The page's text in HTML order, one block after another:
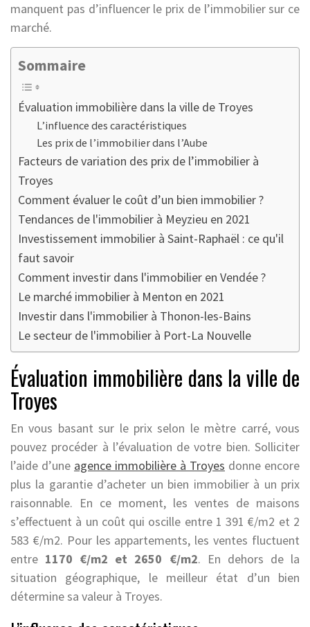
manquent pas d’influencer le prix de l’immobilier sur ce
marché.
Sommaire
Évaluation immobilière dans la ville de Troyes
L’influence des caractéristiques
Les prix de l’immobilier dans l’Aube
Facteurs de variation des prix de l’immobilier à
Troyes
Comment évaluer le coût d’un bien immobilier ?
Tendances de l'immobilier à Meyzieu en 2021
Investissement immobilier à Saint-Raphaël : ce qu'il
faut savoir
Comment investir dans l'immobilier en Vendée ?
Le marché immobilier à Menton en 2021
Investir dans l'immobilier à Thonon-les-Bains
Le secteur de l'immobilier à Port-La Nouvelle
Évaluation immobilière dans la ville de
Troyes
En vous basant sur le prix selon le mètre carré, vous
pouvez procéder à l’évaluation de votre bien. Solliciter
l’aide d’une agence immobilière à Troyes donne encore
plus la garantie d’acheter un bien immobilier à un prix
raisonnable. En ce moment, les ventes de maisons
s’effectuent à un coût qui oscille entre 1 391 €/m2 et 2
583 €/m2. Pour les appartements, les ventes fluctuent
entre 1170 €/m2 et 2650 €/m2. En dehors de la
situation géographique, le meilleur état d’un bien
détermine sa valeur à Troyes.